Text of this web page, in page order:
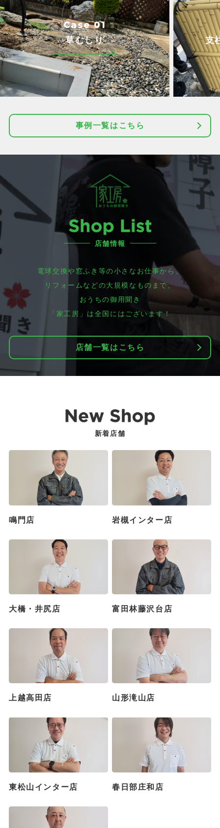
Case 01
草むしり 支
事例一覧はこちら
店舗情報
電球交換や窓ふき等の小さなお仕事から、
リフォームなどの大規模なものまで、
おうちの御用聞き
「家工房」は全国にはございます！
店舗一覧はこちら
新着店舗
鳴門店 岩槻インター店
大橋・井尻店 富田林藤沢台店
上越高田店 山形滝山店
東松山インター店 春日部庄和店